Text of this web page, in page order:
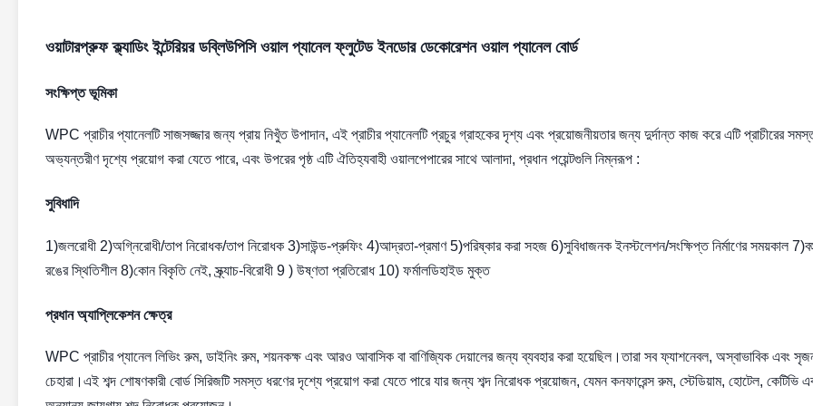
ওয়াটারপ্রুফ ক্ল্যাডিং ইন্টেরিয়র ডব্লিউপিসি ওয়াল প্যানেল ফ্লুটেড ইনডোর ডেকোরেশন ওয়াল প্যানেল বোর্ড
সংক্ষিপ্ত ভূমিকা
WPC প্রাচীর প্যানেলটি সাজসজ্জার জন্য প্রায় নিখুঁত উপাদান, এই প্রাচীর প্যানেলটি প্রচুর গ্রাহকের দৃশ্য এবং প্রয়োজনীয়তার জন্য দুর্দান্ত কাজ করে এটি প্রাচীরের
অভ্যন্তরীণ দৃশ্যে প্রয়োগ করা যেতে পারে, এবং উপরের পৃষ্ঠ এটি ঐতিহ্যবাহী ওয়ালপেপারের সাথে আলাদা, প্রধান পয়েন্টগুলি নিম্নরূপ :
সুবিধাদি
1)জলরোধী 2)অগ্নিরোধী/তাপ নিরোধক/তাপ নিরোধক 3)সাউন্ড-প্রুফিং 4)আদ্রতা-প্রমাণ 5)পরিষ্কার করা সহজ 6)সুবিধাজনক ইনস্টলেশন/সংক্ষিপ্ত নির্মাণের সময়কাল
রঙের স্থিতিশীল 8)কোন বিকৃতি নেই, স্ক্র্যাচ-বিরোধী 9 ) উষ্ণতা প্রতিরোধ 10) ফর্মালডিহাইড মুক্ত
প্রধান অ্যাপ্লিকেশন ক্ষেত্র
WPC প্রাচীর প্যানেল লিভিং রুম, ডাইনিং রুম, শয়নকক্ষ এবং আরও আবাসিক বা বাণিজ্যিক দেয়ালের জন্য ব্যবহার করা হয়েছিল।তারা সব ফ্যাশনেবল, অস্বাভাবিক এবং
চেহারা।এই শব্দ শোষণকারী বোর্ড সিরিজটি সমস্ত ধরণের দৃশ্যে প্রয়োগ করা যেতে পারে যার জন্য শব্দ নিরোধক প্রয়োজন, যেমন কনফারেন্স রুম, স্টেডিয়াম, হোটেল, কেটিভি